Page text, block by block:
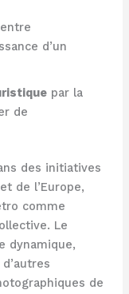
entre
d’un
par la
de
des initiatives
de l’Europe,
comme
Le
dynamique,
de